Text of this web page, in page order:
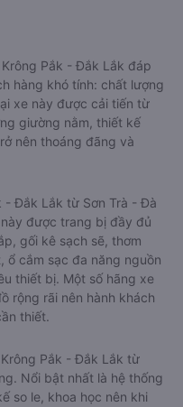
Pắk - Đắk Lắk đáp
hàng khó tính: chất lượng
xe này được cải tiến từ
giường nằm, thiết kế
nên thoáng đãng và
- Đắk Lắk từ Sơn Trà - Đà
được trang bị đầy đủ
gối kê sạch sẽ, thơm
ổ cắm sạc đa năng nguồn
thiết bị. Một số hãng xe
rộng rãi nên hành khách
thiết.
Pắk - Đắk Lắk từ
Nổi bật nhất là hệ thống
so le, khoa học nên khi